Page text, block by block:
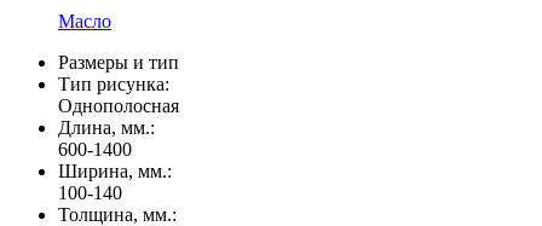
Масло
Размеры и тип
Тип рисунка:
Однополосная
Длина, мм.:
600-1400
Ширина, мм.:
100-140
Толщина, мм.: